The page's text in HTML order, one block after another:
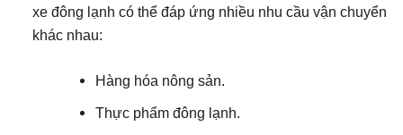
xe đông lạnh có thể đáp ứng nhiều nhu cầu vận chuyển
khác nhau:
Hàng hóa nông sản.
Thực phẩm đông lạnh.